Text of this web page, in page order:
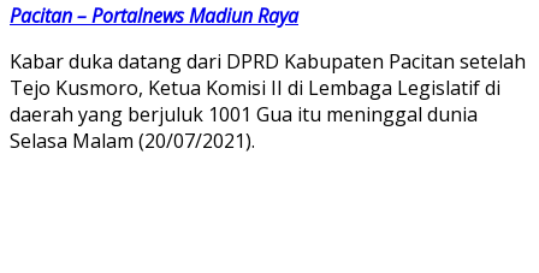
Pacitan – Portalnews Madiun Raya
Kabar duka datang dari DPRD Kabupaten Pacitan setelah
Tejo Kusmoro, Ketua Komisi II di Lembaga Legislatif di
daerah yang berjuluk 1001 Gua itu meninggal dunia
Selasa Malam (20/07/2021).